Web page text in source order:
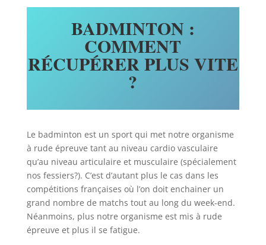
BADMINTON :
COMMENT
RÉCUPÉRER PLUS VITE
?
Le badminton est un sport qui met notre organisme
à rude épreuve tant au niveau cardio vasculaire
qu’au niveau articulaire et musculaire (spécialement
nos fessiers?). C’est d’autant plus le cas dans les
compétitions françaises où l’on doit enchainer un
grand nombre de matchs tout au long du week-end.
Néanmoins, plus notre organisme est mis à rude
épreuve et plus il se fatigue.